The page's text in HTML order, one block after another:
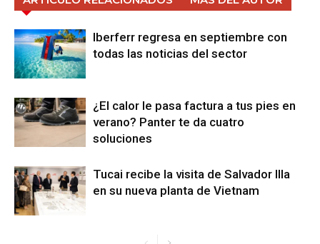
Iberferr regresa en septiembre con
todas las noticias del sector
¿El calor le pasa factura a tus pies en
verano? Panter te da cuatro
soluciones
Tucai recibe la visita de Salvador Illa
en su nueva planta de Vietnam